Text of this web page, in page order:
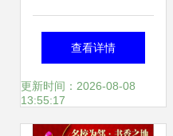
推广执行案
查看详情
更新时间：2026-08-08
13:55:17